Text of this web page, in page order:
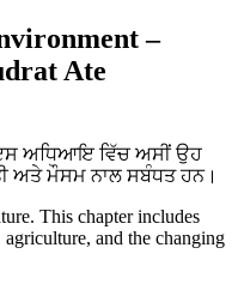
–
Ate
ਅਧਿਆਇ ਵਿੱਚ ਅਸੀਂ ਉਹ
ਅਤੇ ਮੌਸਮ ਨਾਲ ਸਬੰਧਤ ਹਨ।
This chapter includes
and the changing